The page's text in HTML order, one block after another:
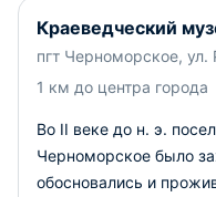
Краеведческий
пгт Черноморское,
1 км до центра города
Во II веке до н. э.
Черноморское было
обосновались и